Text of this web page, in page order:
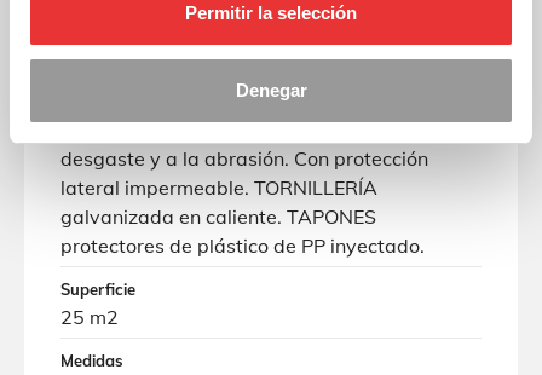
Permitir la selección
Denegar
presentar pequeñas grietas que NO reducen
su durabilidad. Esta madera no se tuerce ni se
natural. Plataformas en Tablero Fenólico
Antideslizante de 21mm e inocuo, resistente al
desgaste y a la abrasión. Con protección
lateral impermeable. TORNILLERÍA
galvanizada en caliente. TAPONES
protectores de plástico de PP inyectado.
Superficie
25 m2
Medidas